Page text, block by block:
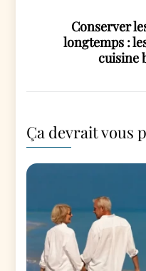
Conserver
longtemps :
cuisine
Ça devrait vous